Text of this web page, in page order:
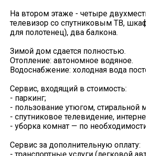
На втором этаже - четыре
телевизор со спутниковым ТВ,
для полотенец), два балкона.
Зимой дом сдается полностью.
Отопление: автономное водяное.
Водоснабжение: холодная вода
Сервис, входящий в стоимость:
- паркинг;
- пользование утюгом,
- спутниковое телевидение,
- уборка комнат — по
Сервис за дополнительную оплату: